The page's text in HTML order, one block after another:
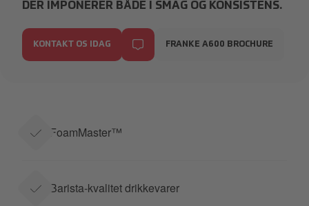
DER IMPONERER BÅDE I SMAG OG KONSISTENS.
KONTAKT OS IDAG FRANKE A600 BROCHURE
FoamMaster™
Barista-kvalitet drikkevarer